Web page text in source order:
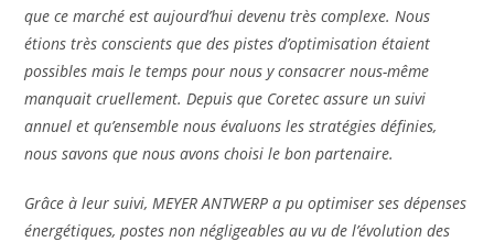
que ce marché est aujourd’hui devenu très complexe. Nous
étions très conscients que des pistes d’optimisation étaient
possibles mais le temps pour nous y consacrer nous-même
manquait cruellement. Depuis que Coretec assure un suivi
annuel et qu’ensemble nous évaluons les stratégies définies,
nous savons que nous avons choisi le bon partenaire.
Grâce à leur suivi, MEYER ANTWERP a pu optimiser ses dépenses
énergétiques, postes non négligeables au vu de l’évolution des